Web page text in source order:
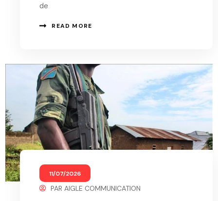
de
READ MORE
11/07/2026
PAR AIGLE COMMUNICATION